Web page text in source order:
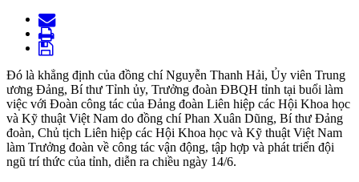
Đó là khẳng định của đồng chí Nguyễn Thanh Hải, Ủy viên Trung
ương Đảng, Bí thư Tỉnh ủy, Trưởng đoàn ĐBQH tỉnh tại buổi làm
việc với Đoàn công tác của Đảng đoàn Liên hiệp các Hội Khoa học
và Kỹ thuật Việt Nam do đồng chí Phan Xuân Dũng, Bí thư Đảng
đoàn, Chủ tịch Liên hiệp các Hội Khoa học và Kỹ thuật Việt Nam
làm Trưởng đoàn về công tác vận động, tập hợp và phát triển đội
ngũ trí thức của tỉnh, diễn ra chiều ngày 14/6.